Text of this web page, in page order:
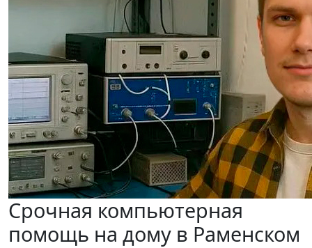
Срочная компьютерная
помощь на дому в Раменском